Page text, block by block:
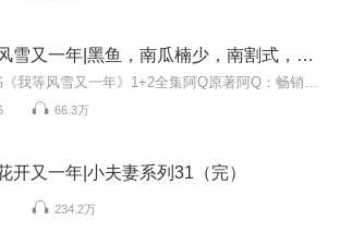
我等风雪又一年|黑鱼，南瓜楠少，南割式，阿手多人剧
66.3万
开又一年|小夫妻系列31（完）
234.2万